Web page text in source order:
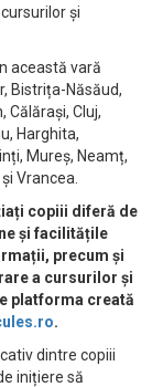
și
această vară
Bistrița-Năsăud,
Călărași, Cluj,
Harghita,
Mureș, Neamț,
Vrancea.
copiii diferă de
și facilitățile
precum și
a cursurilor și
platforma creată
.
dintre copiii
inițiere să